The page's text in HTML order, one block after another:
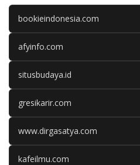
bookieindonesia.com
afyinfo.com
situsbudaya.id
gresikarir.com
www.dirgasatya.com
kafeilmu.com